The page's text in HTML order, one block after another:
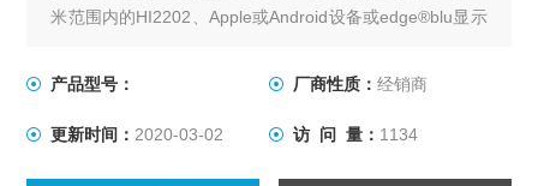
米范围内的HI2202、Apple或Android设备或edge®blu显示
产品型号：
厂商性质： 经销商
更新时间： 2020-03-02 访 问 量： 1134